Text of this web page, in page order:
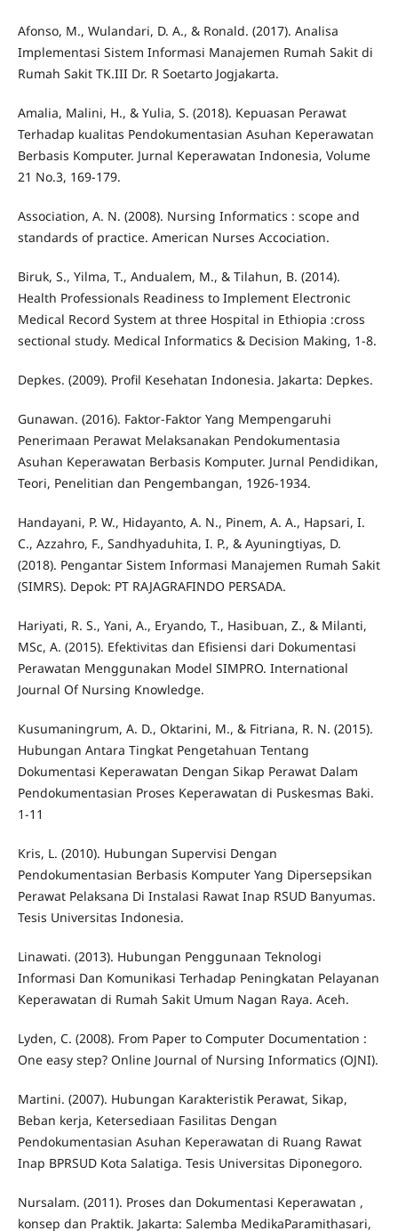
Afonso, M., Wulandari, D. A., & Ronald. (2017). Analisa
Implementasi Sistem Informasi Manajemen Rumah Sakit di
Rumah Sakit TK.III Dr. R Soetarto Jogjakarta.
Amalia, Malini, H., & Yulia, S. (2018). Kepuasan Perawat
Terhadap kualitas Pendokumentasian Asuhan Keperawatan
Berbasis Komputer. Jurnal Keperawatan Indonesia, Volume
21 No.3, 169-179.
Association, A. N. (2008). Nursing Informatics : scope and
standards of practice. American Nurses Accociation.
Biruk, S., Yilma, T., Andualem, M., & Tilahun, B. (2014).
Health Professionals Readiness to Implement Electronic
Medical Record System at three Hospital in Ethiopia :cross
sectional study. Medical Informatics & Decision Making, 1-8.
Depkes. (2009). Profil Kesehatan Indonesia. Jakarta: Depkes.
Gunawan. (2016). Faktor-Faktor Yang Mempengaruhi
Penerimaan Perawat Melaksanakan Pendokumentasia
Asuhan Keperawatan Berbasis Komputer. Jurnal Pendidikan,
Teori, Penelitian dan Pengembangan, 1926-1934.
Handayani, P. W., Hidayanto, A. N., Pinem, A. A., Hapsari, I.
C., Azzahro, F., Sandhyaduhita, I. P., & Ayuningtiyas, D.
(2018). Pengantar Sistem Informasi Manajemen Rumah Sakit
(SIMRS). Depok: PT RAJAGRAFINDO PERSADA.
Hariyati, R. S., Yani, A., Eryando, T., Hasibuan, Z., & Milanti,
MSc, A. (2015). Efektivitas dan Efisiensi dari Dokumentasi
Perawatan Menggunakan Model SIMPRO. International
Journal Of Nursing Knowledge.
Kusumaningrum, A. D., Oktarini, M., & Fitriana, R. N. (2015).
Hubungan Antara Tingkat Pengetahuan Tentang
Dokumentasi Keperawatan Dengan Sikap Perawat Dalam
Pendokumentasian Proses Keperawatan di Puskesmas Baki.
1-11
Kris, L. (2010). Hubungan Supervisi Dengan
Pendokumentasian Berbasis Komputer Yang Dipersepsikan
Perawat Pelaksana Di Instalasi Rawat Inap RSUD Banyumas.
Tesis Universitas Indonesia.
Linawati. (2013). Hubungan Penggunaan Teknologi
Informasi Dan Komunikasi Terhadap Peningkatan Pelayanan
Keperawatan di Rumah Sakit Umum Nagan Raya. Aceh.
Lyden, C. (2008). From Paper to Computer Documentation :
One easy step? Online Journal of Nursing Informatics (OJNI).
Martini. (2007). Hubungan Karakteristik Perawat, Sikap,
Beban kerja, Ketersediaan Fasilitas Dengan
Pendokumentasian Asuhan Keperawatan di Ruang Rawat
Inap BPRSUD Kota Salatiga. Tesis Universitas Diponegoro.
Nursalam. (2011). Proses dan Dokumentasi Keperawatan ,
konsep dan Praktik. Jakarta: Salemba MedikaParamithasari,